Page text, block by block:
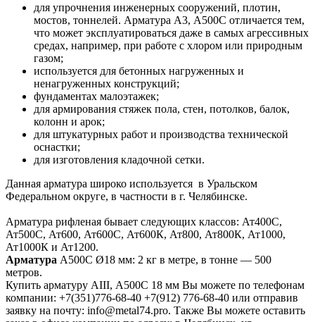
для упрочнения инженерных сооружений, плотин,
мостов, тоннелей. Арматура А3, А500С отличается тем,
что может эксплуатироваться даже в самых агрессивных
средах, например, при работе с хлором или природным
газом;
используется для бетонных нагруженных и
ненагруженных конструкций;
фундаментах малоэтажек;
для армирования стяжек пола, стен, потолков, балок,
колонн и арок;
для штукатурных работ и производства технической
оснастки;
для изготовления кладочной сетки.
Данная арматура широко используется в Уральском
Федеральном округе, в частности в г. Челябинске.
Арматура рифленая бывает следующих классов: Ат400С,
Ат500С, Ат600, Ат600С, Ат600К, Ат800, Ат800К, Ат1000,
Ат1000К и Ат1200.
Арматура А500С Ø18 мм: 2 кг в метре, в тонне — 500
метров.
Купить арматуру АIII, А500С 18 мм Вы можете по телефонам
компании: +7(351)776-68-40 +7(912) 776-68-40 или отправив
заявку на почту: info@metal74.pro. Также Вы можете оставить